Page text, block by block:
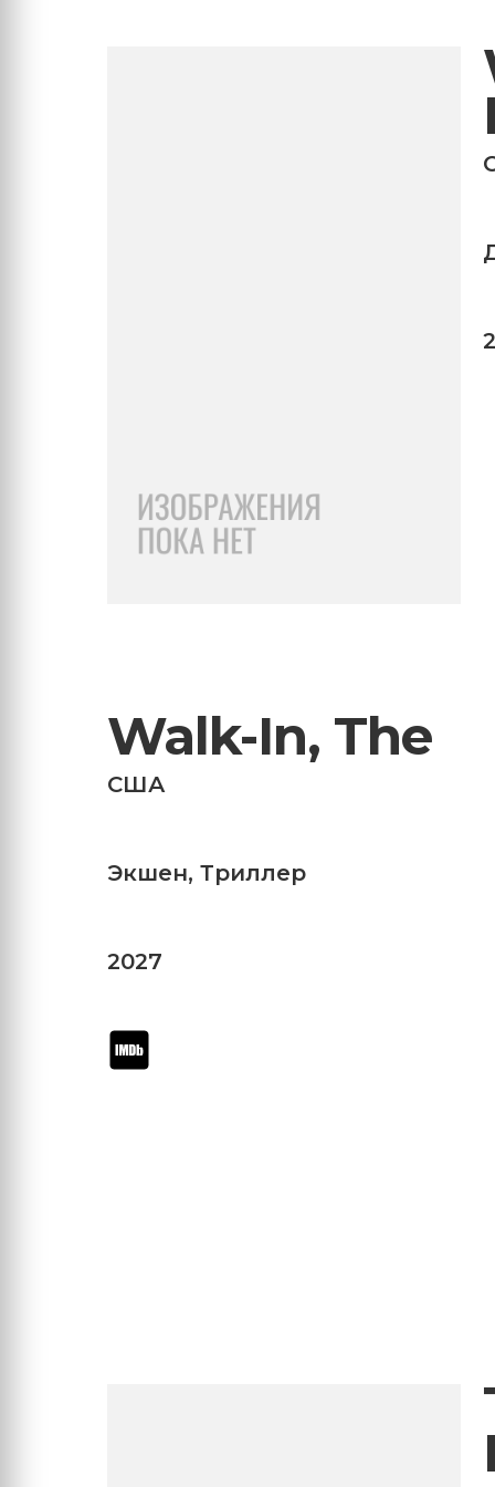
Walk-In, The
США
Экшен, Триллер
2027